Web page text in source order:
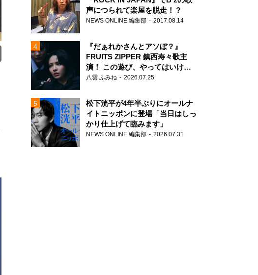
声につられて楽屋を脱走！？
NEWS ONLINE 編集部 2017.08.14
『だぁれかさんとアソぼ？』
FRUITS ZIPPER 鎮西寿々歌主
演！ この遊び、やってはいけま
せん。
八雲 ふみね 2026.07.25
松下洸平が4年半ぶりにオールナ
イトニッポンに登場「当日はしっ
かり仕上げて臨みます」
NEWS ONLINE 編集部 2026.07.31